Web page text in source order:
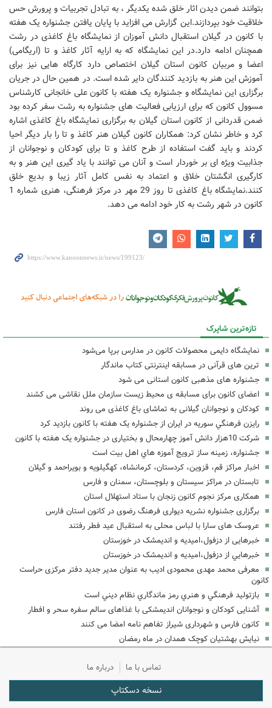
بتوانند ضمن دیدن اثار خلق شده یکدیگر ، به تبادل تجربیات و پرورش حس
خلاقیت خود بپردازند.این گزارش می افزاید با پایان یافتن جشنواره یک هفته
با کانون در گیلان استقبال دانش آموزان از نمایشگاه باغ کاغذی در رشت
همچنان ادامه دارد.در این نمایشگاه که به ارایه آثار کاغذ و تا (اریگامی)
اعضا و مربیان کانون استان گیلان اختصاص دارد کارگاه هایی نیز برای
آموزش این هنر به بازدید کنندگان دایر شده است. در همین حال در جریان
برگزاری این نمایشگاه و جشنواره یک هفته با کانون علی خانجانی کارشناس
مسوول کانون که برای ارزیابی فعالیت های جشنواره به رشت سفر کرده بود
ضمن قدردانی از کانون استان گیلان به برگزاری نمایشگاه باغ کاغذی اشاره
کرد و خاطر نشان کرد: همکاران کانون گیلان هنر کاغذ و تا را بار دیگر احیا
کردند و باید گفت استفاده از طرح کاغذ و تا برای کودکان و نوجوانان از
جذابیت ویژه ای بر خوردار است و آنان می توانند با یاد گیری این هنر و به
کارگیری انگشتان خلاق و اعتماد به نفس کامل آثار زیبا و بدیع خلق
کنند.نمایشگاه باغ کاغذی تا روز 29 مهر در مرکز فرهنگی، هنری شماره 1
کانون در شهر رشت به کار خود ادامه می دهد.
تازه‌ترین شاپرک
نمایشگاه دایمی محصولات کانون در مدارس برپا می‌شود
ترین های قرآنی در مسابقه اینترنتی کتاب ماندگار
جشنواره های مذهبی کانون استانی می شود
اعضای کانون برای مسابقه ی محیط زیست سازمان ملل نقاشی می کشند
کودکان و نوجوانان گیلانی به تماشای باغ کاغذی می روند
رايزن فرهنگي سوريه در ايران از جشنواره يک هفته با کانون بازديد کرد
شرکت 10هزار دانش آموز چهارمحال و بختیاری در جشنواره یک هفته با کانون
جشنواره، زمينه ساز ترويج آموزه هاي اهل بيت است
اخبار مراکز قم، قزوین، کردستان، کرمانشاه، کهگیلویه و بویراحمد و گیلان
تابستان در مراکز سیستان و بلوچستان، سمنان و فارس
همکاری مرکز نجوم کانون زنجان با ستاد استهلال استان
برگزاری جشنواره نشریه دیواری فرهنگ رضوی در کانون استان فارس
عروسک های سارا با لباس محلی به استقبال عید فطر رفتند
خبرهایی از دزفول،امیدیه و اندیمشک در خوزستان
خبرهايي از دزفول،اميديه و انديمشک در خوزستان
معرفی محمد مهدی محمودی ادیب به عنوان مدیر جدید دفتر مرکزی حراست
کانون
بازتوليد فرهنگي و هنري رمز ماندگاري نظام ديني است
آشنایی کودکان و نوجوانان اندیمشکی با غذاهای سالم سفره سحر و افطار
کانون فارس و شهرداری شیراز تفاهم نامه امضا می کنند
نیایش بهشتیان کوچک همدان در ماه رمضان
تماس با ما درباره ما
نسخه دسکتاپ